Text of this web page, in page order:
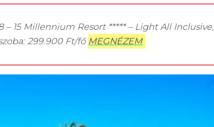
15 Millennium Resort ***** – Light All Inclusive,
299.900 Ft/fő MEGNÉZEM